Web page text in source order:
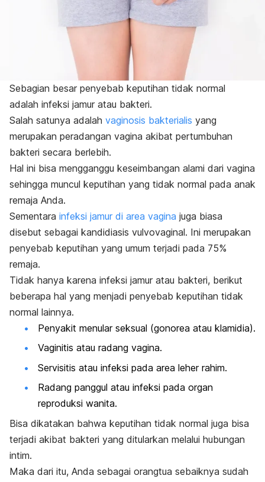
Sebagian besar penyebab keputihan tidak normal
adalah infeksi jamur atau bakteri.
Salah satunya adalah vaginosis bakterialis yang
merupakan peradangan vagina akibat pertumbuhan
bakteri secara berlebih.
Hal ini bisa mengganggu keseimbangan alami dari vagina
sehingga muncul keputihan yang tidak normal pada anak
remaja Anda.
Sementara infeksi jamur di area vagina juga biasa
disebut sebagai kandidiasis vulvovaginal. Ini merupakan
penyebab keputihan yang umum terjadi pada 75%
remaja.
Tidak hanya karena infeksi jamur atau bakteri, berikut
beberapa hal yang menjadi penyebab keputihan tidak
normal lainnya.
Penyakit menular seksual (gonorea atau klamidia).
Vaginitis atau radang vagina.
Servisitis atau infeksi pada area leher rahim.
Radang panggul atau infeksi pada organ
reproduksi wanita.
Bisa dikatakan bahwa keputihan tidak normal juga bisa
terjadi akibat bakteri yang ditularkan melalui hubungan
intim.
Maka dari itu, Anda sebagai orangtua sebaiknya sudah